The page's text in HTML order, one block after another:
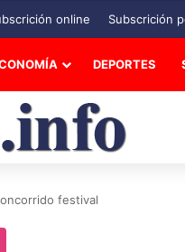
online Subscrición
DEPORTES
festival